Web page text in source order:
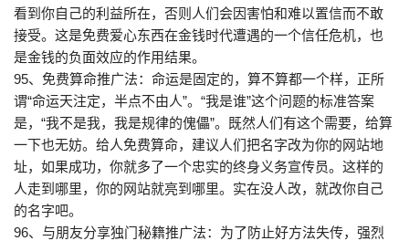
看到你自己的利益所在，否则人们会因害怕和难以置信而不敢
接受。这是免费爱心东西在金钱时代遭遇的一个信任危机，也
是金钱的负面效应的作用结果。
95、免费算命推广法：命运是固定的，算不算都一个样，正所
谓“命运天注定，半点不由人”。“我是谁”这个问题的标准答案
是，“我不是我，我是规律的傀儡”。既然人们有这个需要，给算
一下也无妨。给人免费算命，建议人们把名字改为你的网站地
址，如果成功，你就多了一个忠实的终身义务宣传员。这样的
人走到哪里，你的网站就亮到哪里。实在没人改，就改你自己
的名字吧。
96、与朋友分享独门秘籍推广法：为了防止好方法失传，强烈